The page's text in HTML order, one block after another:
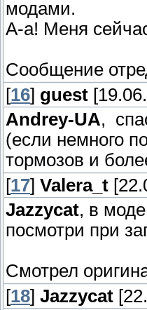
модами.
А-а! Меня
Сообщение
[16] guest
Andrey-UA,
(если немного
тормозов и
[17] Valera_t
Jazzycat, в
посмотри при
Смотрел
[18] Jazzycat